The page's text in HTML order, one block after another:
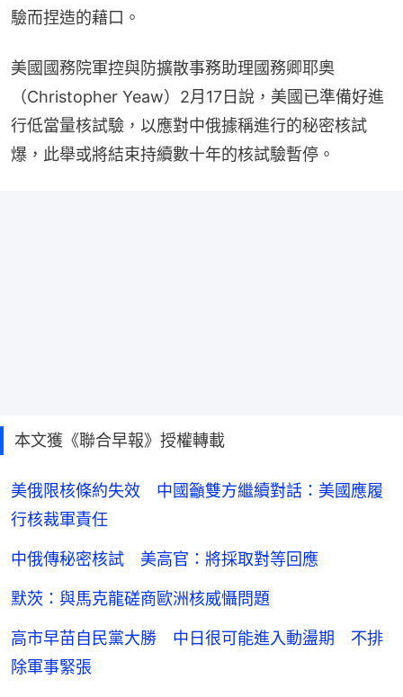
驗而捏造的藉口。
美國國務院軍控與防擴散事務助理國務卿耶奧
（Christopher Yeaw）2月17日說，美國已準備好進
行低當量核試驗，以應對中俄據稱進行的秘密核試
爆，此舉或將結束持續數十年的核試驗暫停。
本文獲《聯合早報》授權轉載
美俄限核條約失效 中國籲雙方繼續對話：美國應履
行核裁軍責任
中俄傳秘密核試 美高官：將採取對等回應
默茨：與馬克龍磋商歐洲核威懾問題
高市早苗自民黨大勝 中日很可能進入動盪期 不排
除軍事緊張